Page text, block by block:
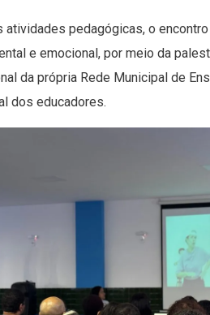
atividades pedagógicas, o
e emocional, por meio da
da própria Rede Municipal de
dos educadores.